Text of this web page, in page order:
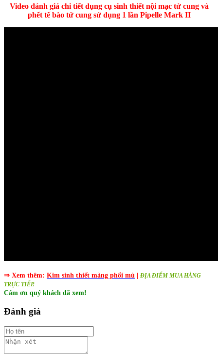
Video đánh giá chi tiết dụng cụ sinh thiết nội mạc tử cung và
phết tế bào tử cung sử dụng 1 lần Pipelle Mark II
⇒ Xem thêm: Kim sinh thiết màng phổi mù​
ĐỊA ĐIỂM MUA HÀNG
TRỰC TIẾP.
Cám ơn quý khách đã xem!
Đánh giá